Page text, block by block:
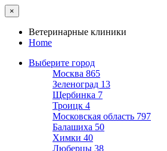
×
Ветеринарные клиники
Home
Выберите город
Москва 865
Зеленоград 13
Щербинка 7
Троицк 4
Московская область 797
Балашиха 50
Химки 40
Люберцы 38